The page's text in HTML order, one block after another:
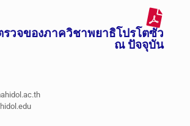
รวจของภาควิชาพยาธิโปรโตซัว
ณ ปัจจุบัน